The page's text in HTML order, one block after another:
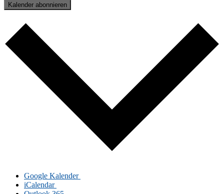
Kalender abonnieren
Goog­le Kalender
iCalendar